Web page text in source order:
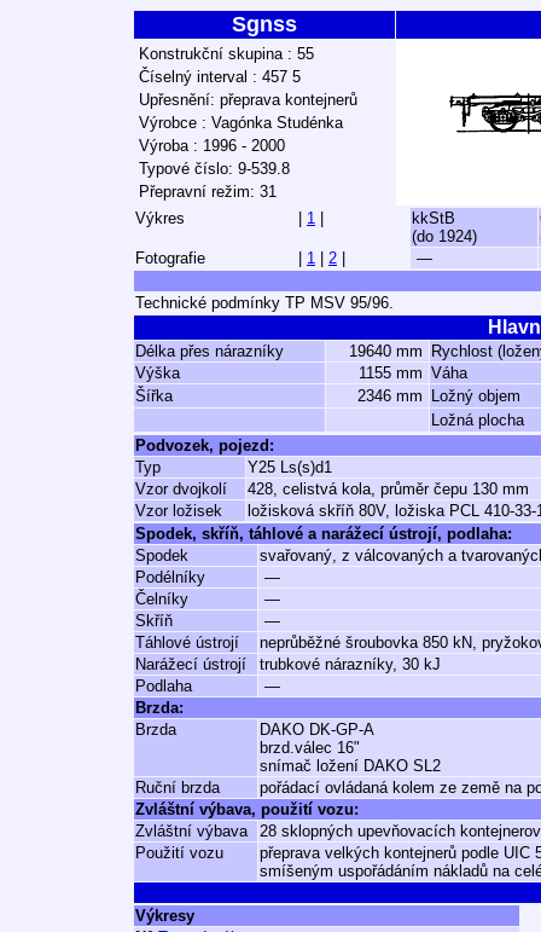
Sgnss
Konstrukční skupina : 55
Číselný interval : 457 5
Upřesnění: přeprava kontejnerů
Výrobce : Vagónka Studénka
Výroba : 1996 - 2000
Typové číslo: 9-539.8
Přepravní režim: 31
Výkres
1
kkStB
(do 1924)
Fotografie
1 2 —
Technické podmínky TP MSV 95/96.
Délka přes nárazníky 19640 mm
Rychlost
Výška
1155 mm Váha
Šířka
2346 mm
Ložný objem
Ložná plocha
Podvozek, pojezd:
Typ
Y25 Ls(s)d1
Vzor dvojkolí
428, celistvá kola, průměr čepu 130 mm
Vzor ložisek
ložisková skříň 80V, ložiska PCL 410-33-
Spodek, skříň, táhlové a narážecí ústrojí, podlaha:
Spodek
svařovaný, z válcovaných a
Podélníky
—
Čelníky
—
Skříň
—
Táhlové ústrojí
neprůběžné šroubovka 850 kN,
Narážecí ústrojí
trubkové nárazníky, 30 kJ
Podlaha
—
Brzda:
Brzda
DAKO DK-GP-A
brzd.válec 16"
snímač ložení DAKO SL2
Ruční brzda
pořádací ovládaná kolem ze země na
Zvláštní výbava, použití vozu:
Zvláštní výbava
28 sklopných upevňovacích
Použití vozu
přeprava velkých kontejnerů podle UIC
smíšeným uspořádáním nákladů na
Výkresy